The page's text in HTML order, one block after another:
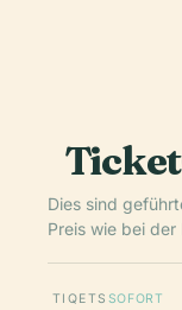
Dies sind
Preis wie bei
TIQETS SOFORT